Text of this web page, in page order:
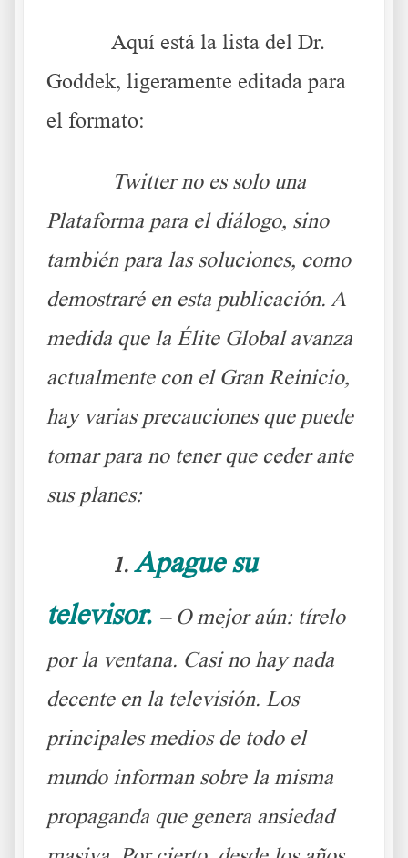
Aquí está la lista del Dr.
Goddek, ligeramente editada para
el formato:
Twitter no es solo una
Plataforma para el diálogo, sino
también para las soluciones, como
demostraré en esta publicación. A
medida que la Élite Global avanza
actualmente con el Gran Reinicio,
hay varias precauciones que puede
tomar para no tener que ceder ante
sus planes:
1. Apague su
televisor. – O mejor aún: tírelo
por la ventana. Casi no hay nada
decente en la televisión. Los
principales medios de todo el
mundo informan sobre la misma
propaganda que genera ansiedad